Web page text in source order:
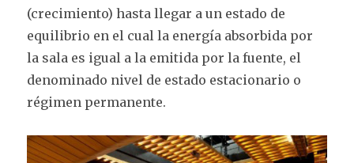
(crecimiento) hasta llegar a un estado de
equilibrio en el cual la energía absorbida por
la sala es igual a la emitida por la fuente, el
denominado nivel de estado estacionario o
régimen permanente.